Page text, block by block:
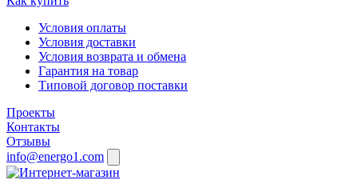
Условия оплаты
Условия доставки
Условия возврата и обмена
Гарантия на товар
Типовой договор поставки
Проекты
Контакты
Отзывы
info@energo1.com